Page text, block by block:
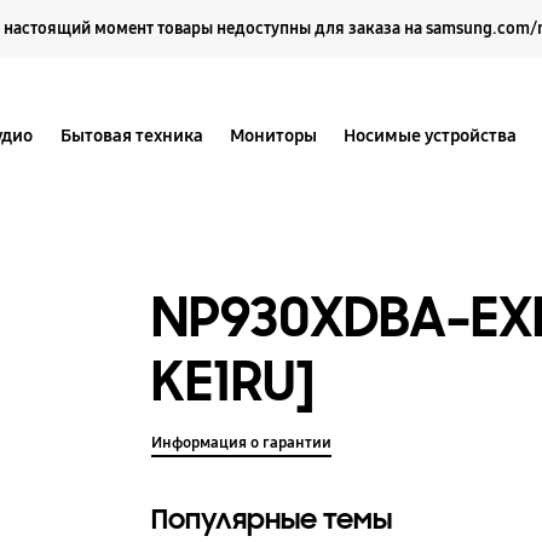
настоящий момент товары недоступны для заказа на samsung.com/
Бытовая техника Мониторы Носимые устройства
NP930XDBA-
KE1RU]
Информация о гарантии
Популярные темы